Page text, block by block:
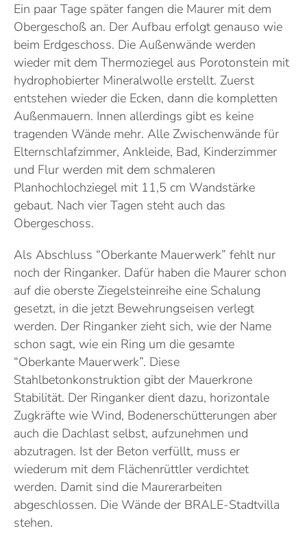
Ein paar Tage später fangen die Maurer mit dem
Obergeschoß an. Der Aufbau erfolgt genauso wie
beim Erdgeschoss. Die Außenwände werden
wieder mit dem Thermoziegel aus Porotonstein mit
hydrophobierter Mineralwolle erstellt. Zuerst
entstehen wieder die Ecken, dann die kompletten
Außenmauern. Innen allerdings gibt es keine
tragenden Wände mehr. Alle Zwischenwände für
Elternschlafzimmer, Ankleide, Bad, Kinderzimmer
und Flur werden mit dem schmaleren
Planhochlochziegel mit 11,5 cm Wandstärke
gebaut. Nach vier Tagen steht auch das
Obergeschoss.
Als Abschluss “Oberkante Mauerwerk” fehlt nur
noch der Ringanker. Dafür haben die Maurer schon
auf die oberste Ziegelsteinreihe eine Schalung
gesetzt, in die jetzt Bewehrungseisen verlegt
werden. Der Ringanker zieht sich, wie der Name
schon sagt, wie ein Ring um die gesamte
“Oberkante Mauerwerk”. Diese
Stahlbetonkonstruktion gibt der Mauerkrone
Stabilität. Der Ringanker dient dazu, horizontale
Zugkräfte wie Wind, Bodenerschütterungen aber
auch die Dachlast selbst, aufzunehmen und
abzutragen. Ist der Beton verfüllt, muss er
wiederum mit dem Flächenrüttler verdichtet
werden. Damit sind die Maurerarbeiten
abgeschlossen. Die Wände der BRALE-Stadtvilla
stehen.